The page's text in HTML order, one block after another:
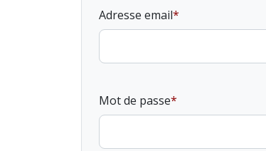
Adresse email
Mot de passe